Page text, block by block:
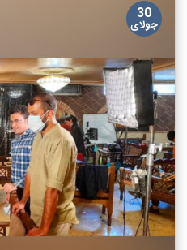
30
جولای